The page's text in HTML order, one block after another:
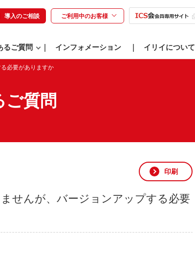
導入のご相談 ご利用中のお客様
るご質問 インフォメーション イリイについて
必要がありますか
ご質問
印刷
せんが、バージョンアップする必要